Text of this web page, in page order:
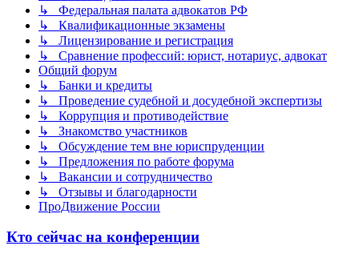
↳ Федеральная палата адвокатов РФ
↳ Квалификационные экзамены
↳ Лицензирование и регистрация
↳ Сравнение профессий: юрист, нотариус, адвокат
Общий форум
↳ Банки и кредиты
↳ Проведение судебной и досудебной экспертизы
↳ Коррупция и противодействие
↳ Знакомство участников
↳ Обсуждение тем вне юриспруденции
↳ Предложения по работе форума
↳ Вакансии и сотрудничество
↳ Отзывы и благодарности
ПроДвижение России
Кто сейчас на конференции